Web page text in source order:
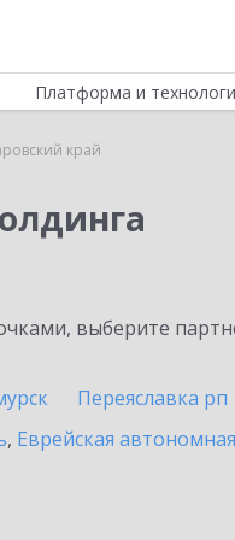
Платформа и
край
выберите
Переяславка рп
, Еврейская